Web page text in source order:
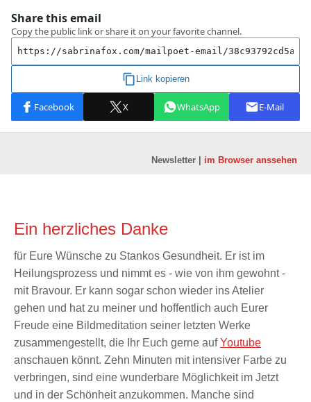
Newsletter | im Browser anssehen
Ein herzliches Danke
für Eure Wünsche zu Stankos Gesundheit. Er ist im
Heilungsprozess und nimmt es - wie von ihm gewohnt -
mit Bravour. Er kann sogar schon wieder ins Atelier
gehen und hat zu meiner und hoffentlich auch Eurer
Freude eine Bildmeditation seiner letzten Werke
zusammengestellt, die Ihr Euch gerne aufYoutube
anschauen könnt. Zehn Minuten mit intensiver Farbe zu
verbringen, sind eine wunderbare Möglichkeit im Jetzt
und in der Schönheit anzukommen. Manche sind